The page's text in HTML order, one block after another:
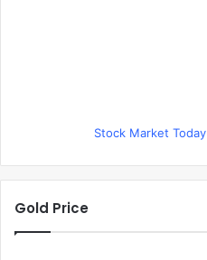
Stock Market Today
Gold Price